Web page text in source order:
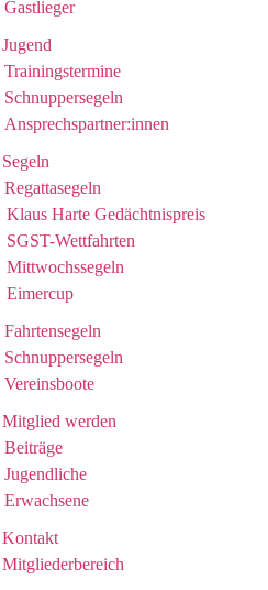
Gastlieger
Jugend
Trainingstermine
Schnuppersegeln
Ansprechspartner:innen
Segeln
Regattasegeln
Klaus Harte Gedächtnispreis
SGST-Wettfahrten
Mittwochssegeln
Eimercup
Fahrtensegeln
Schnuppersegeln
Vereinsboote
Mitglied werden
Beiträge
Jugendliche
Erwachsene
Kontakt
Mitgliederbereich